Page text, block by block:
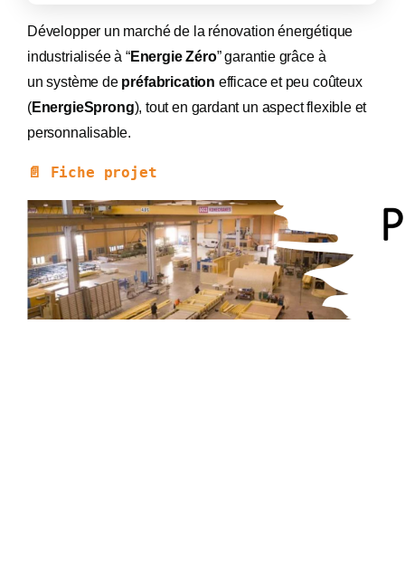
Développer un marché de la rénovation énergétique
industrialisée à “Energie Zéro” garantie grâce à
un système de préfabrication efficace et peu coûteux
(EnergieSprong), tout en gardant un aspect flexible et
personnalisable.
📄 Fiche projet